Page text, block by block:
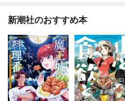
新潮社のおすすめ本